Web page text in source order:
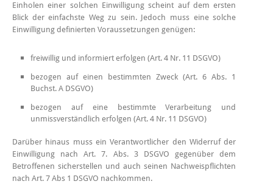
Einholen einer solchen Einwilligung scheint auf dem ersten
Blick der einfachste Weg zu sein. Jedoch muss eine solche
Einwilligung definierten Voraussetzungen genügen:
freiwillig und informiert erfolgen (Art. 4 Nr. 11 DSGVO)
bezogen auf einen bestimmten Zweck (Art. 6 Abs. 1
Buchst. A DSGVO)
bezogen auf eine bestimmte Verarbeitung und
unmissverständlich erfolgen (Art. 4 Nr. 11 DSGVO)
Darüber hinaus muss ein Verantwortlicher den Widerruf der
Einwilligung nach Art. 7. Abs. 3 DSGVO gegenüber dem
Betroffenen sicherstellen und auch seinen Nachweispflichten
nach Art. 7 Abs 1 DSGVO nachkommen.